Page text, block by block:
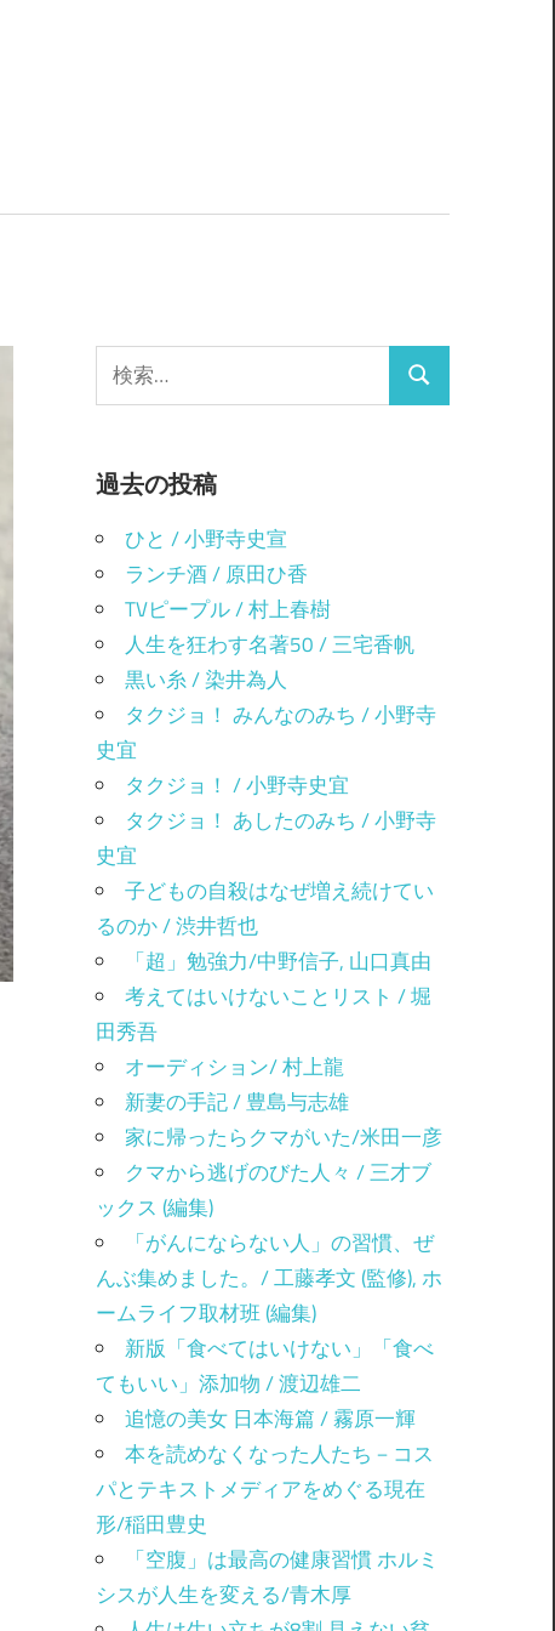
索:
検
過去の投稿
ひと / 小野寺史宣
ランチ酒 / 原田ひ香
TVピープル / 村上春樹
人生を狂わす名著50 / 三宅香帆
黒い糸 / 染井為人
タクジョ！ みんなのみち / 小野寺
史宜
タクジョ！ / 小野寺史宜
タクジョ！ あしたのみち / 小野寺
史宜
子どもの自殺はなぜ増え続けてい
るのか / 渋井哲也
「超」勉強力/中野信子, 山口真由
考えてはいけないことリスト / 堀
田秀吾
オーディション/ 村上龍
新妻の手記 / 豊島与志雄
家に帰ったらクマがいた/米田一彦
クマから逃げのびた人々 / 三才ブ
ックス (編集)
「がんにならない人」の習慣、ぜ
んぶ集めました。/ 工藤孝文 (監修), ホ
ームライフ取材班 (編集)
新版「食べてはいけない」「食べ
てもいい」添加物 / 渡辺雄二
追憶の美女 日本海篇 / 霧原一輝
本を読めなくなった人たち－コス
パとテキストメディアをめぐる現在
形/稲田豊史
「空腹」は最高の健康習慣 ホルミ
シスが人生を変える/青木厚